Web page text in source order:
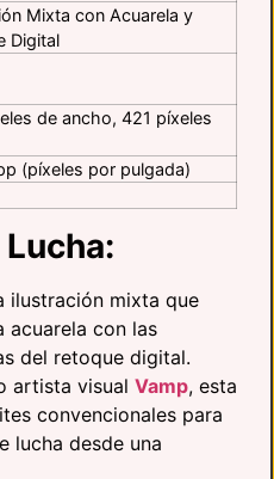
Mixta con Acuarela y
Digital
de ancho, 421 píxeles
(píxeles por pulgada)
ilustración mixta que
acuarela con las
del retoque digital.
artista visual Vamp, esta
convencionales para
lucha desde una